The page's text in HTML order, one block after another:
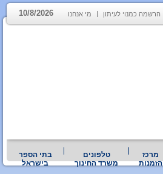
הרשמה כמנוי לעיתון מי אנחנו 10/8/2026
מרכז
הזמנות
טלפונים
משרד החינוך
בתי הספר
בישראל